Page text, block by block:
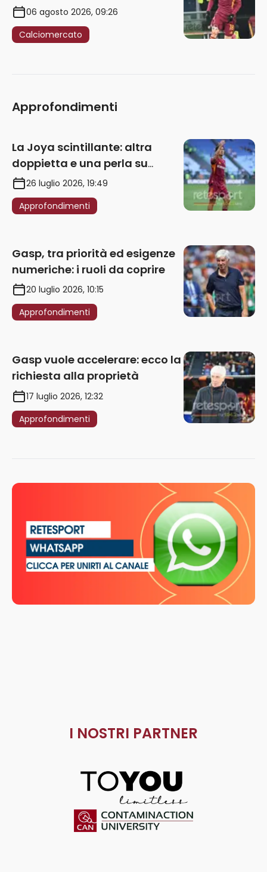
06 agosto 2026, 09:26
Calciomercato
Approfondimenti
La Joya scintillante: altra
doppietta e una perla su
punizione – VIDEO
26 luglio 2026, 19:49
Approfondimenti
Gasp, tra priorità ed esigenze
numeriche: i ruoli da coprire
20 luglio 2026, 10:15
Approfondimenti
Gasp vuole accelerare: ecco la
richiesta alla proprietà
17 luglio 2026, 12:32
Approfondimenti
I NOSTRI PARTNER
ToYou